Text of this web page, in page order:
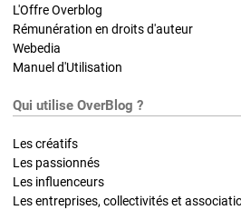
L'Offre Overblog
Rémunération en droits d'auteur
Webedia
Manuel d'Utilisation
Qui utilise OverBlog ?
Les créatifs
Les passionnés
Les influenceurs
Les entreprises, collectivités et